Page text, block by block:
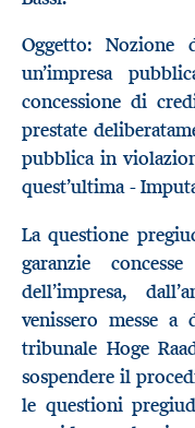
Oggetto: Nozione
un’impresa
concessione di
prestate
pubblica in
quest’ultima -
La questione
garanzie
dell’impresa,
venissero messe
tribunale Hoge
sospendere il
le questioni